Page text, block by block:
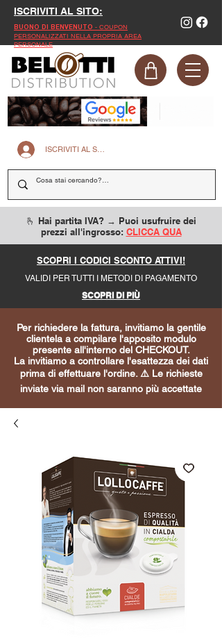
ISCRIVITI AL SITO:
BUONO DI BENVENUTO - COUPON
PERSONALIZZATI NELLA PROPRIA AREA
PERSONALE
ISCRIVITI AL SITO
🫰 Hai partita IVA? → Puoi usufruire dei
prezzi all'ingrosso: CLICCA QUA
SCOPRI I CODICI SCONTO ATTIVI!
VALIDI PER TUTTI I METODI DI PAGAMENTO
SCOPRI DI PIÙ
Per richiedere la fattura, invitiamo la gentile
clientela a compilare l'apposito modulo
presente all'interno del CHECKOUT.
La invitiamo a controllare l'esattezza dei dati
prima di effettuare l'ordine. ⚠️ Le richieste
inviate via mail non saranno più accettate